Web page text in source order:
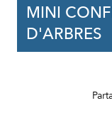
MINI
D'ARBRES